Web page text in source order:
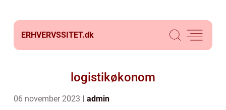
ERHVERVSSITET.dk
logistikøkonom
06 november 2023 admin